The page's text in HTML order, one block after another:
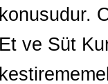
konusudur.
Et ve Süt